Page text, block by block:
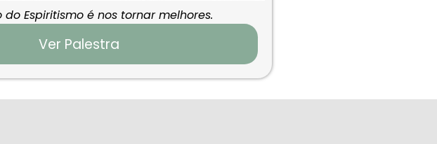
do Espiritismo é nos tornar melhores.
Ver Palestra